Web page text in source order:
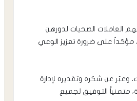
العاملات الصحيات لدورهن
مؤكداً على ضرورة تعزيز الوعي
وعبّر عن شكره وتقديره لإدارة
متمنياً التوفيق لجميع